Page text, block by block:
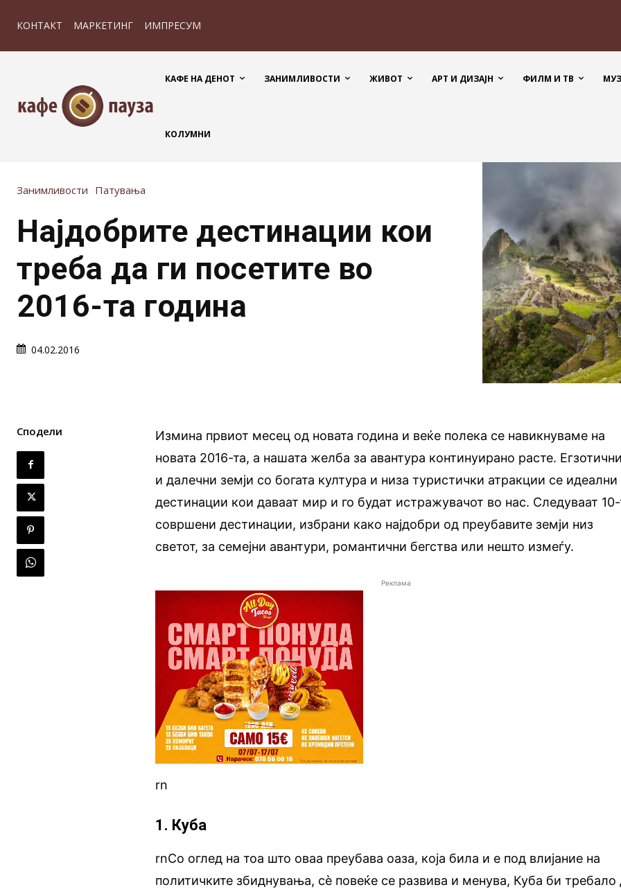
КОНТАКТ МАРКЕТИНГ ИМПРЕСУМ
КАФЕ НА ДЕНОТ ЗАНИМЛИВОСТИ ЖИВОТ АРТ И ДИЗАЈН ФИЛМ И ТВ
КОЛУМНИ
Занимливости Патувања
Најдобрите дестинации кои
треба да ги посетите во
2016-та година
04.02.2016
Сподели
Измина првиот месец од новата година и веќе полека се навикнуваме на
новата 2016-та, а нашата желба за авантура континуирано расте.
и далечни земји со богата култура и низа туристички атракции се идеални
дестинации кои даваат мир и го будат истражувачот во нас. Следуваат
совршени дестинации, избрани како најдобри од преубавите земји низ
светот, за семејни авантури, романтични бегства или нешто измеѓу.
Реклама
rn
1. Куба
rnСо оглед на тоа што оваа преубава оаза, која била и е под влијание на
политичките збиднувања, сѐ повеќе се развива и менува, Куба би требало